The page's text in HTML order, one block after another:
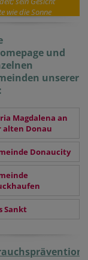
wie die Sonne
und
unserer
Magdalena an
alten Donau
Donaucity
Sankt